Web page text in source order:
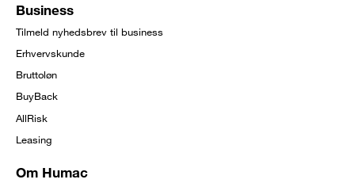
Business
Tilmeld nyhedsbrev til business
Erhvervskunde
Bruttoløn
BuyBack
AllRisk
Leasing
Om Humac